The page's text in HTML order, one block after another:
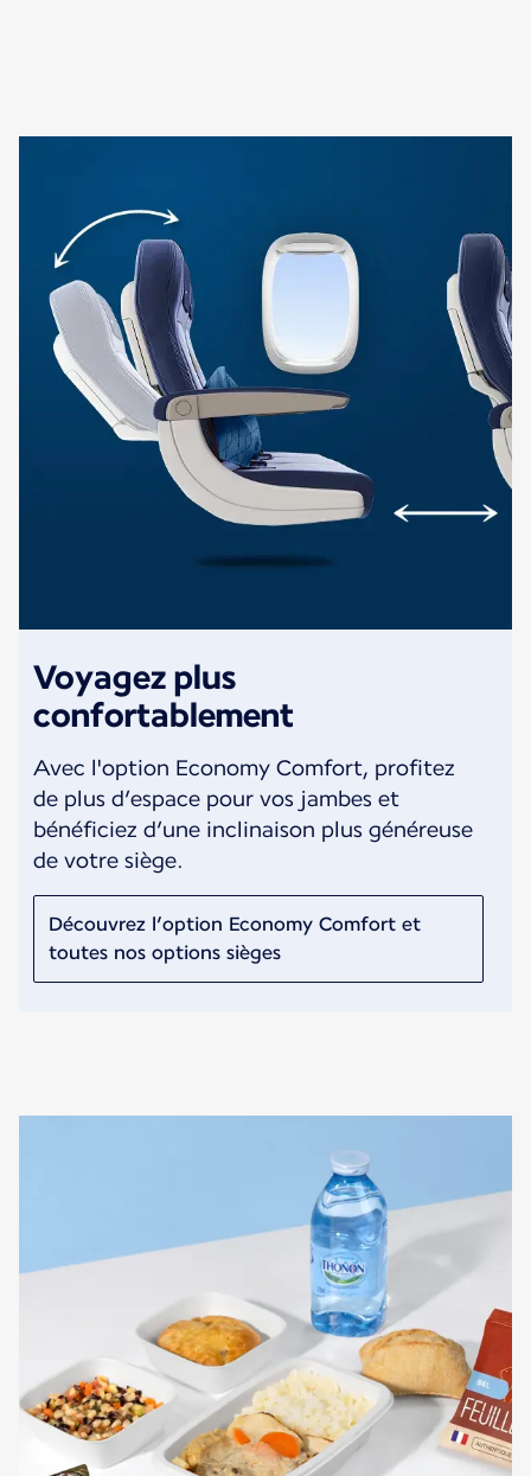
Voyagez plus
confortablement
Avec l'option Economy Comfort, profitez
de plus d’espace pour vos jambes et
bénéficiez d’une inclinaison plus généreuse
de votre siège.
Découvrez l’option Economy Comfort et
toutes nos options sièges